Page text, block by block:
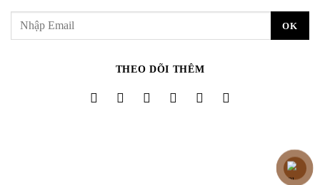
THEO DÕI THÊM